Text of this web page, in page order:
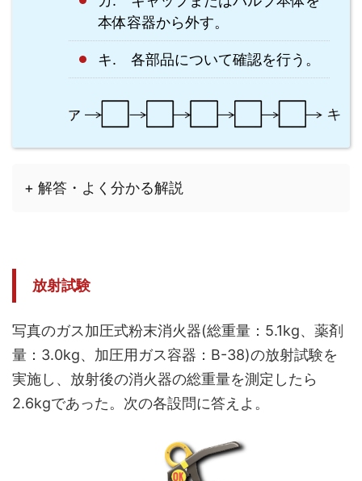
本体容器から外す。
キ. 各部品について確認を行う。
+ 解答・よく分かる解説
放射試験
写真のガス加圧式粉末消火器(総重量：5.1kg、薬剤
量：3.0kg、加圧用ガス容器：B-38)の放射試験を
実施し、放射後の消火器の総重量を測定したら
2.6kgであった。次の各設問に答えよ。